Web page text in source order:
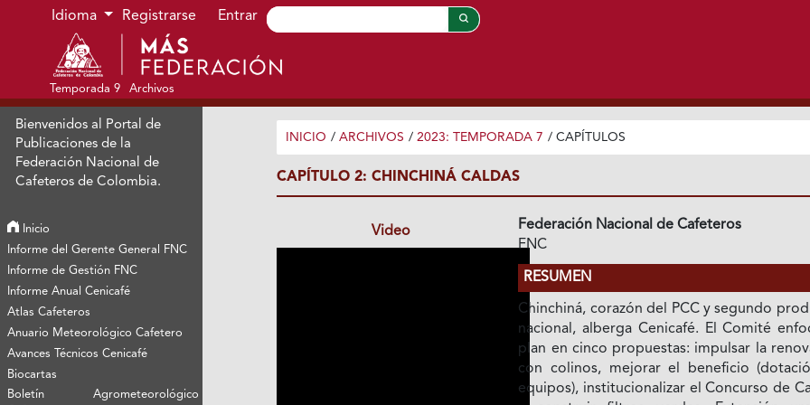
Ir al menú de navegación principal
Ir al contenido principal
Ir al pie de página del sitio
Idioma Registrarse Entrar
Temporada 9 Archivos
Bienvenidos al Portal de
Publicaciones de la
Federación Nacional de
Cafeteros de Colombia.
Inicio
Informe del Gerente General FNC
Informe de Gestión FNC
Informe Anual Cenicafé
Atlas Cafeteros
Anuario Meteorológico Cafetero
Avances Técnicos Cenicafé
Biocartas
Boletín Agrometeorológico
INICIO / ARCHIVOS / 2023: TEMPORADA 7 / CAPÍTULOS
CAPÍTULO 2: CHINCHINÁ CALDAS
Video
Federación Nacional de Cafeteros
FNC
RESUMEN
Chinchiná, corazón del PCC y segundo
nacional, alberga Cenicafé. El Comité
plan en cinco propuestas: impulsar la
con colinos, mejorar el beneficio
equipos), institucionalizar el Concurso de